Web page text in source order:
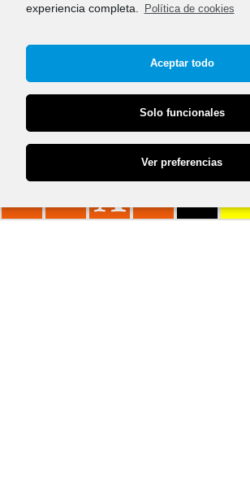
experiencia completa.
Política de cookies
Aceptar todo
Solo funcionales
Ver preferencias
Aviso legal
Política de cookies (UE)
Política de privacidad
Política de privacidad RRSS